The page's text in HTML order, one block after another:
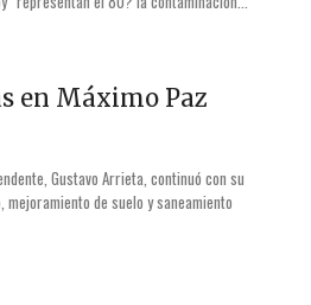
en Máximo Paz
Gustavo Arrieta, continuó con su
de suelo y saneamiento